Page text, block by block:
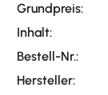
Grundpreis:
Inhalt:
Bestell-Nr.:
Hersteller: